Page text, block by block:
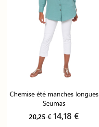
Chemise été manches longues
Seumas
20,25 € 14,18 €